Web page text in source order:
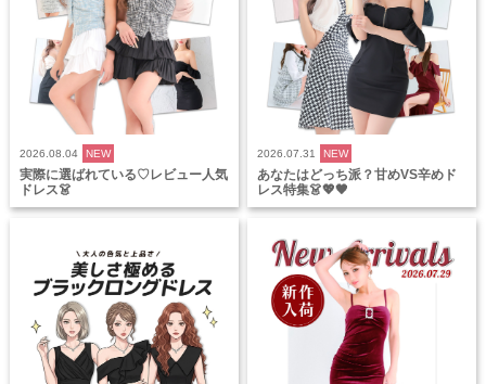
2026.08.04 NEW
実際に選ばれている♡レビュー人気
ドレス👗
2026.07.31 NEW
あなたはどっち派？甘めVS辛めド
レス特集👗💖🖤